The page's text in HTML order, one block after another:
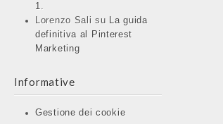
1.
Lorenzo Sali su
La guida
definitiva al Pinterest
Marketing
Informative
Gestione dei cookie